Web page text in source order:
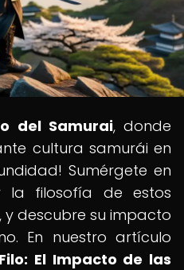
del Samurai, donde
cultura samurái en
Sumérgete en
filosofía de estos
y descubre su impacto
En nuestro artículo
El Impacto de las